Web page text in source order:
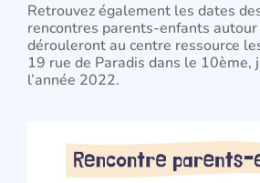
Retrouvez également les dates
rencontres parents-enfants
dérouleront au centre ressource
19 rue de Paradis dans le 10ème,
l’année 2022.